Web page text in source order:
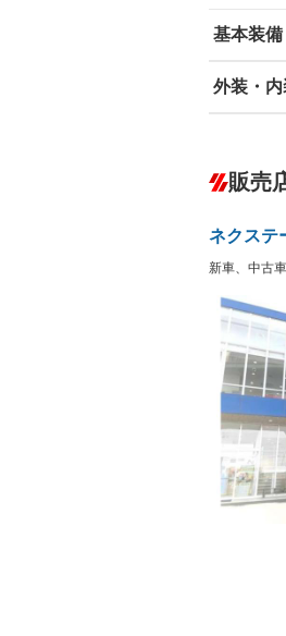
基本装備
エアバ
－ ダウン
外装・内
オーデ
プレイ
－
ヘッ
ー
－ LED
ETC
－ ランフ
－ フルフ
シート
－ フロン
－ ルーフ
販売
ネクス
新車、中古